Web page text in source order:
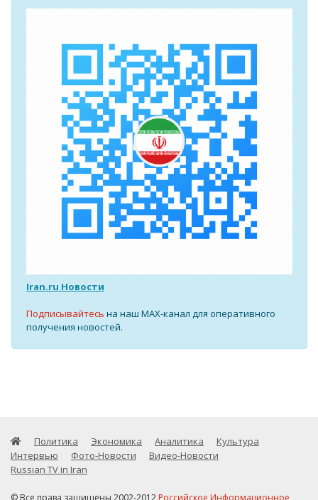
Iran.ru Новости
Подписывайтесь на наш MAX-канал для оперативного
получения новостей.
Политика Экономика Аналитика
Культура
Интервью
Фото-Новости
Видео-Новости
Russian TV in Iran